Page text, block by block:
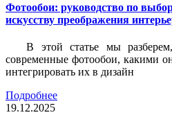
Фотообои: руководство по
искусству преображения
В этой статье мы
современные фотообои, какими
интегрировать их в дизайн
Подробнее
19.12.2025